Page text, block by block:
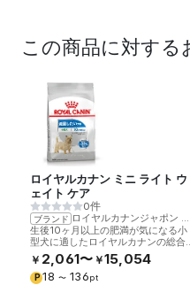
この商品に対する
ロイヤルカナン ミニ ライト ウ
ェイト ケア
0件
ブランド ロイヤルカナンジャポン >
生後10ヶ月以上の肥満が気になる小
型犬に適したロイヤルカナンの総合
養ドッグフードです。
￥ 2,061〜 ￥15,054
P 18 〜 136pt